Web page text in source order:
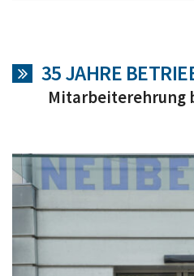
35 JAHRE
Mitarbeiterehrung